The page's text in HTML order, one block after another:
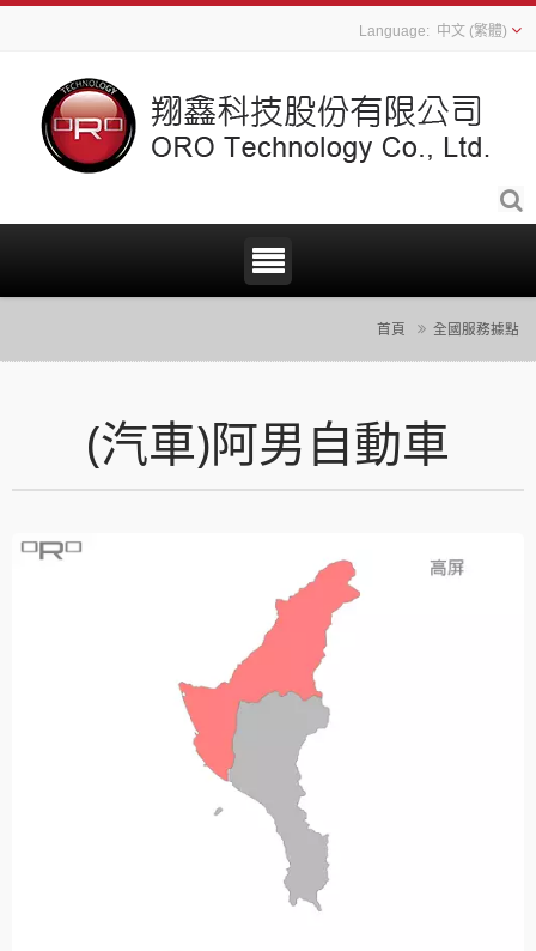
中文 (繁體)
首頁 全國服務據點
(汽車)阿男自動車